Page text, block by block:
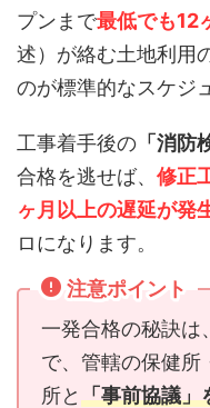
プンまで最低でも12
述）が絡む土地利用
のが標準的なスケジ
工事着手後の 「消防
合格を逃せば、 修正
ヶ月以上の遅延が発
ロになります。
注意ポイント
一発合格の秘訣は
で、管轄の保健所
所と「事前協議」